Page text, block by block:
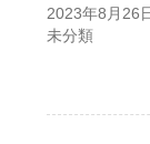
2023年8月26
未分類